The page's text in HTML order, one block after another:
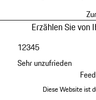
Erzählen Sie von
Sehr unzufrieden
12345
Diese Website ist